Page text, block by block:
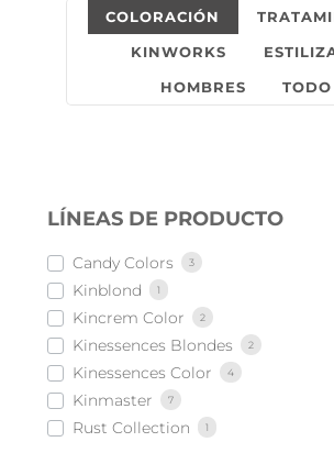
COLORACIÓN
KINWORKS
HOMBRES TODO
LÍNEAS DE PRODUCTO
Candy Colors 3
Kinblond 1
Kincrem Color 2
Kinessences Blondes 2
Kinessences Color 4
Kinmaster 7
Rust Collection 1